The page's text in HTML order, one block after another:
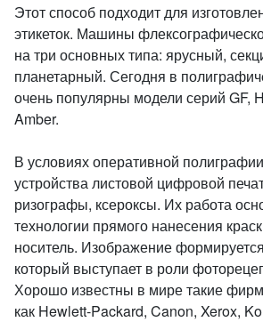
Этот способ подходит для
этикеток. Машины
на три основных типа: ярусный,
планетарный. Сегодня в
очень популярны модели серий GF,
Amber.
В условиях оперативной
устройства листовой цифровой
ризографы, ксероксы. Их работа
технологии прямого нанесения
носитель. Изображение
который выступает в роли
Хорошо известны в мире такие
как Hewlett-Packard, Canon, Xerox,